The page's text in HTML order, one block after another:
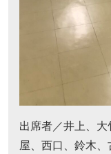
出席者／井上、
屋、西口、鈴木